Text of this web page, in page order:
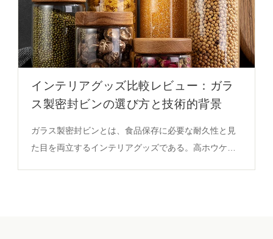
インテリアグッズ比較レビュー：ガラ
ス製密封ビンの選び方と技術的背景
ガラス製密封ビンとは、食品保存に必要な耐久性と見
た目を両立するインテリアグッズである。高ホウケイ